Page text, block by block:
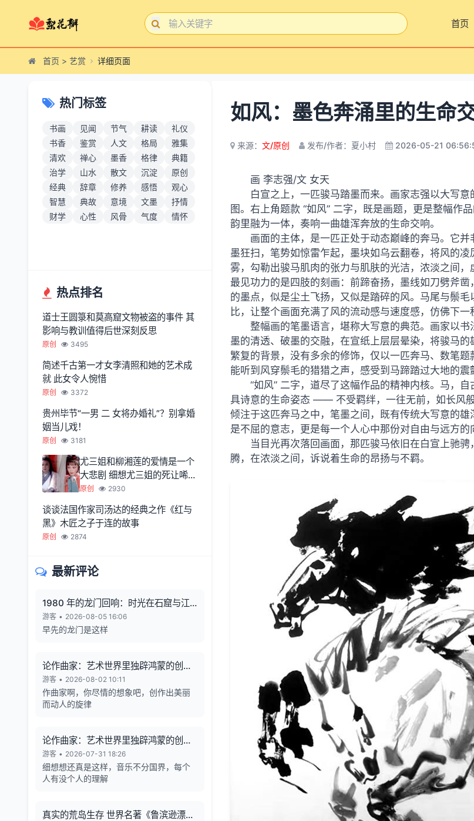
首页
首页 > 艺赏 详细页面
热门标签
书画 见闻 节气 耕读
礼仪
书香
鉴赏 人文 格局
雅集
清欢
禅心 墨香 格律
典籍
治学
山水 散文 沉淀
原创
经典
辞章 修养 感悟
观心
智慧
典故 意境 文墨
抒情
财学
心性 风骨 气度 情怀
热点排名
道士王圆箓和莫高窟文物被盗的事件 其
影响与教训值得后世深刻反思
原创 3495
简述千古第一才女李清照和她的艺术成
就 此女令人惋惜
原创 3372
贵州毕节“一男 二 女将办婚礼”？别拿婚
姻当儿戏！
原创 3181
尤三姐和柳湘莲的爱情是一个
大悲剧 细想尤三姐的死让唏嘘
不已
原创 2930
谈谈法国作家司汤达的经典之作《红与
黑》木匠之子于连的故事
原创 2874
最新评论
1980 年的龙门回响：时光在石窟与江
风中凝固
游客 • 2026-08-05 16:06
早先的龙门是这样
论作曲家：艺术世界里独辟鸿蒙的创造
者
游客 • 2026-08-02 10:11
作曲家啊，你尽情的想象吧，创作出美丽
而动人的旋律
论作曲家：艺术世界里独辟鸿蒙的创造
者
游客 • 2026-07-31 18:26
细想想还真是这样，音乐不分国界，每个
人有没个人的理解
真实的荒岛生存 世界名著《鲁滨逊漂流
如风：墨色奔涌里的生命
来源： 文/原创 发布/作者：夏小村 2026-05-21
画 李志强/文 女天
白宣之上，一匹骏马踏墨而来。画家志强以大写
图。右上角题款 “如风” 二字，既是画题，更是整幅
韵里融为一体，奏响一曲雄浑奔放的生命交响。
画面的主体，是一匹正处于动态巅峰的奔马。它
墨狂扫，笔势如惊雷乍起，墨块如乌云翻卷，将风的
雾，勾勒出骏马肌肉的张力与肌肤的光洁，浓淡之间
最见功力的是四肢的刻画：前蹄奋扬，墨线如刀劈斧
的墨点，似是尘土飞扬，又似是踏碎的风。马尾与鬃
比，让整个画面充满了风的流动感与速度感，仿佛下一
整幅画的笔墨语言，堪称大写意的典范。画家以
墨的清透、破墨的交融，在宣纸上层层晕染，将骏马
繁复的背景，没有多余的修饰，仅以一匹奔马、数笔
能听到风穿鬃毛的猎猎之声，感受到马蹄踏过大地的震
“如风” 二字，道尽了这幅作品的精神内核。马，
具诗意的生命姿态 —— 不受羁绊，一往无前，如长风
倾注于这匹奔马之中，笔墨之间，既有传统大写意的
是不屈的意志，更是每一个人心中那份对自由与远方的
当目光再次落回画面，那匹骏马依旧在白宣上驰
腾，在浓淡之间，诉说着生命的昂扬与不羁。